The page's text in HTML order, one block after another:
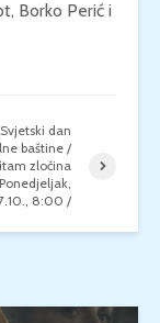
Borko Perić i
Svjetski dan
baštine /
zločina
8:00 /